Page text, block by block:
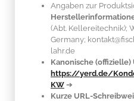
Angaben zur
(Abt. Kellereitechnik);
Germany;
lahr.de
Kanonische (offizielle)
https://yerd.de/
KW ➔
Kurze URL-